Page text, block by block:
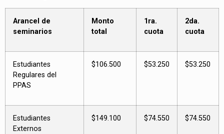
Arancel de
seminarios
Monto
total
1ra.
cuota
2da.
cuota
Estudiantes
Regulares del
PPAS
$106.500 $53.250 $53.250
Estudiantes
Externos
$149.100 $74.550 $74.550